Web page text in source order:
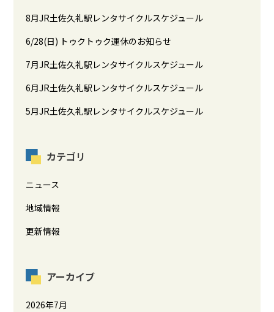
8月JR土佐久礼駅レンタサイクルスケジュール
6/28(日) トゥクトゥク運休のお知らせ
7月JR土佐久礼駅レンタサイクルスケジュール
6月JR土佐久礼駅レンタサイクルスケジュール
5月JR土佐久礼駅レンタサイクルスケジュール
カテゴリ
ニュース
地域情報
更新情報
アーカイブ
2026年7月